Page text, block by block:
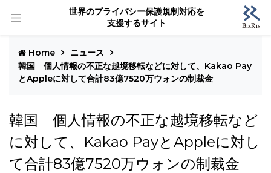
世界のプライバシー保護規制対応を
支援するサイト
Home
ニュース
韓国 個人情報の不正な越境移転などに対して、Kakao Pay
とAppleに対して合計83億7520万ウォンの制裁金
韓国 個人情報の不正な越境移転など
に対して、Kakao PayとAppleに対し
て合計83億7520万ウォンの制裁金